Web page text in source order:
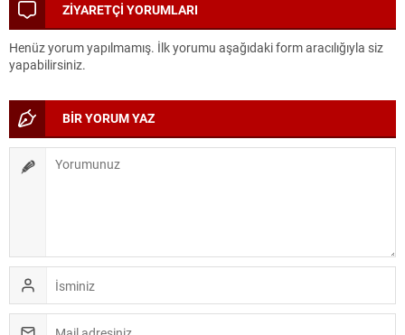
ZİYARETÇİ YORUMLARI
Henüz yorum yapılmamış. İlk yorumu aşağıdaki form aracılığıyla siz
yapabilirsiniz.
BİR YORUM YAZ